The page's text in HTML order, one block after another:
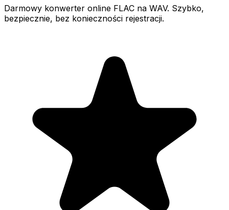
Darmowy konwerter online FLAC na WAV. Szybko,
bezpiecznie, bez konieczności rejestracji.